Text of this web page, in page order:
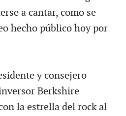
a cantar, como se
hecho público hoy por
y consejero
Berkshire
la estrella del rock al